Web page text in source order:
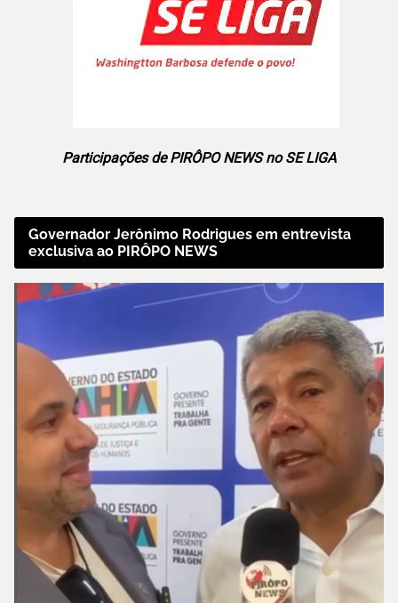
Participações de PIRÔPO NEWS no SE LIGA
Governador Jerônimo Rodrigues em entrevista
exclusiva ao PIRÔPO NEWS